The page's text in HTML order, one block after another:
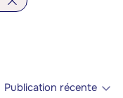
Publication récente